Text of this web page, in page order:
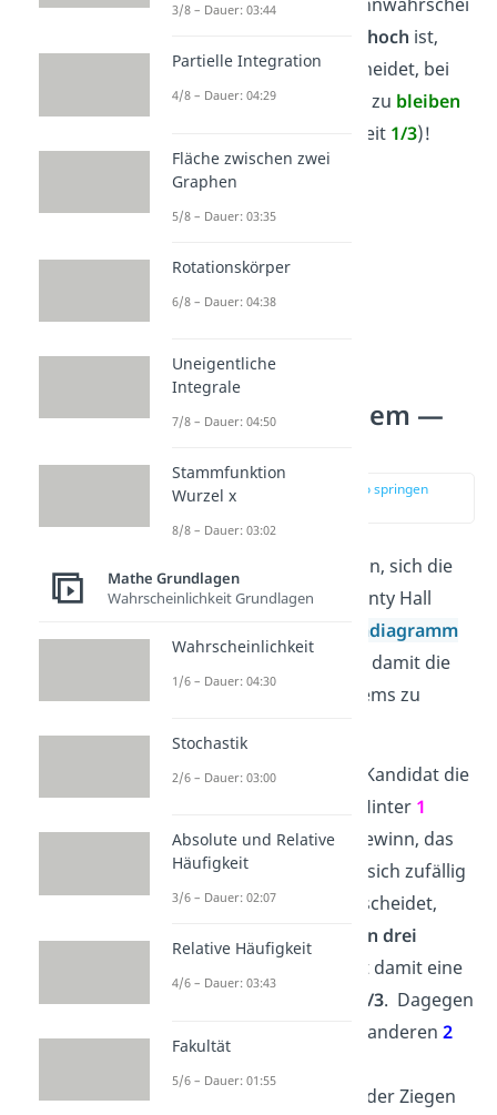
doppelt so hoch ist,
als wenn man sich entscheidet, bei
der ursprünglichen Wahl zu bleiben
(Gewinnwahrscheinlichkeit 1/3)!
Das Ziegenproblem —
zur Stelle im Video springen
Es kann auch hilfreich sein, sich die
zwei Spielphasen des Monty Hall
Baumdiagramm
zu veranschaulichen und damit die
Lösung des Ziegenproblems zu
Beim ersten Mal hat der Kandidat die
Hinter 1
verbirgt sich der Hauptgewinn, das
Auto. Dass der Kandidat sich zufällig
gerade für diese Tür entscheidet,
von drei
möglichen Fällen und hat damit eine
/3. Dagegen
befinden sich hinter den anderen 2
Wahrscheinlichkeit, eine der Ziegen
3/8 – Dauer: 03:44
Partielle Integration
4/8 – Dauer: 04:29
Fläche zwischen zwei
Graphen
5/8 – Dauer: 03:35
Rotationskörper
6/8 – Dauer: 04:38
Uneigentliche
Integrale
7/8 – Dauer: 04:50
Stammfunktion
Wurzel x
8/8 – Dauer: 03:02
Mathe Grundlagen
Wahrscheinlichkeit Grundlagen
Wahrscheinlichkeit
1/6 – Dauer: 04:30
Stochastik
2/6 – Dauer: 03:00
Absolute und Relative
Häufigkeit
3/6 – Dauer: 02:07
Relative Häufigkeit
4/6 – Dauer: 03:43
Fakultät
5/6 – Dauer: 01:55